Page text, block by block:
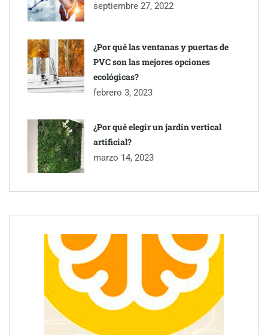
septiembre 27, 2022
¿Por qué las ventanas y puertas de
PVC son las mejores opciones
ecológicas?
febrero 3, 2023
¿Por qué elegir un jardín vertical
artificial?
marzo 14, 2023